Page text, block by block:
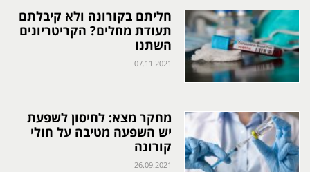
חליתם בקורונה ולא קיבלתם
תעודת מחלים? הקריטריונים
השתנו
07.11.2021
מחקר מצא: לחיסון לשפעת
יש השפעה מטיבה על חולי
קורונה
26.09.2021